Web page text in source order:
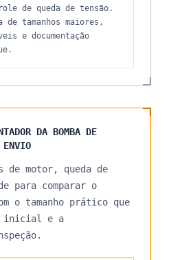
de queda de tensão.
tamanhos maiores,
e documentação
DA BOMBA DE
ENVIO
de motor, queda de
para comparar o
o tamanho prático que
inicial e a